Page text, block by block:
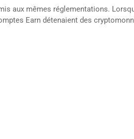
aux mêmes réglementations.
Earn détenaient des